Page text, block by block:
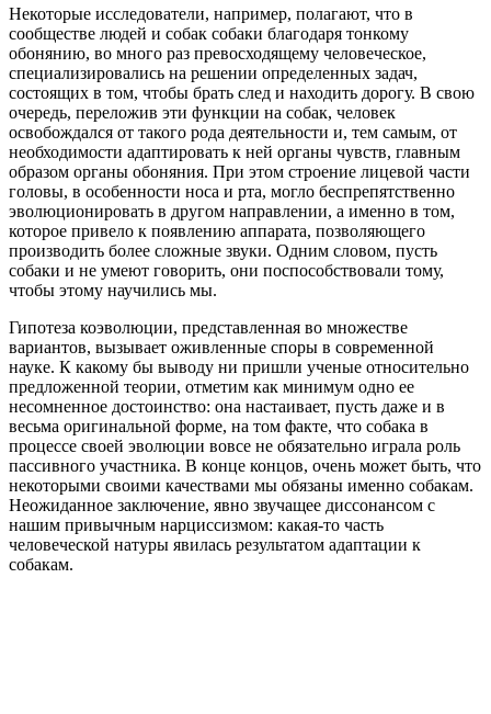
Некоторые исследователи, например, полагают, что в
сообществе людей и собак собаки благодаря тонкому
обонянию, во много раз превосходящему человеческое,
специализировались на решении определенных задач,
состоящих в том, чтобы брать след и находить дорогу. В свою
очередь, переложив эти функции на собак, человек
освобождался от такого рода деятельности и, тем самым, от
необходимости адаптировать к ней органы чувств, главным
образом органы обоняния. При этом строение лицевой части
головы, в особенности носа и рта, могло беспрепятственно
эволюционировать в другом направлении, а именно в том,
которое привело к появлению аппарата, позволяющего
производить более сложные звуки. Одним словом, пусть
собаки и не умеют говорить, они поспособствовали тому,
чтобы этому научились мы.
Гипотеза коэволюции, представленная во множестве
вариантов, вызывает оживленные споры в современной
науке. К какому бы выводу ни пришли ученые относительно
предложенной теории, отметим как минимум одно ее
несомненное достоинство: она настаивает, пусть даже и в
весьма оригинальной форме, на том факте, что собака в
процессе своей эволюции вовсе не обязательно играла роль
пассивного участника. В конце концов, очень может быть, что
некоторыми своими качествами мы обязаны именно собакам.
Неожиданное заключение, явно звучащее диссонансом с
нашим привычным нарциссизмом: какая-то часть
человеческой натуры явилась результатом адаптации к
собакам.